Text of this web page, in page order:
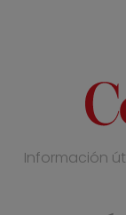
Información